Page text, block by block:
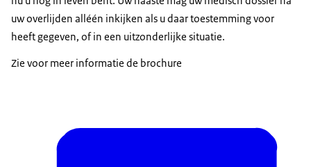
uw overlijden alléén inkijken als u daar toestemming voor
heeft gegeven, of in een uitzonderlijke situatie.
Zie voor meer informatie de brochure